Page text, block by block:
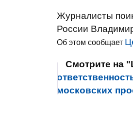
Журналисты
России
Об этом сообщает
Смотрите на
московских